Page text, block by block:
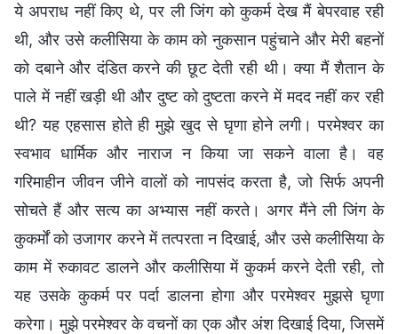
ये अपराध नहीं किए थे, पर ली जिंग को कुकर्म देख मैं बेपरवाह रही
थी, और उसे कलीसिया के काम को नुकसान पहुंचाने और मेरी बहनों
को दबाने और दंडित करने की छूट देती रही थी। क्या मैं शैतान के
पाले में नहीं खड़ी थी और दुष्ट को दुष्टता करने में मदद नहीं कर रही
थी? यह एहसास होते ही मुझे खुद से घृणा होने लगी। परमेश्वर का
स्वभाव धार्मिक और नाराज न किया जा सकने वाला है। वह
गरिमाहीन जीवन जीने वालों को नापसंद करता है, जो सिर्फ अपनी
सोचते हैं और सत्य का अभ्यास नहीं करते। अगर मैंने ली जिंग के
कुकर्मों को उजागर करने में तत्परता न दिखाई, और उसे कलीसिया के
काम में रुकावट डालने और कलीसिया में कुकर्म करने देती रही, तो
यह उसके कुकर्म पर पर्दा डालना होगा और परमेश्वर मुझसे घृणा
करेगा। मुझे परमेश्वर के वचनों का एक और अंश दिखाई दिया, जिसमें